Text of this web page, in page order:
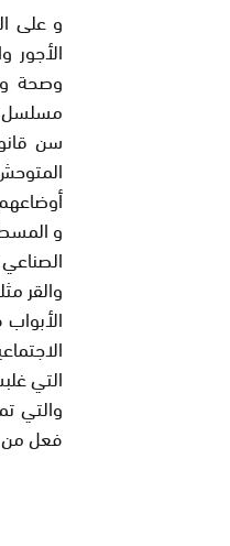
و على
الأجور
وصحة
مسلسل
سن
و
والقر
التي
والتي
فعل من